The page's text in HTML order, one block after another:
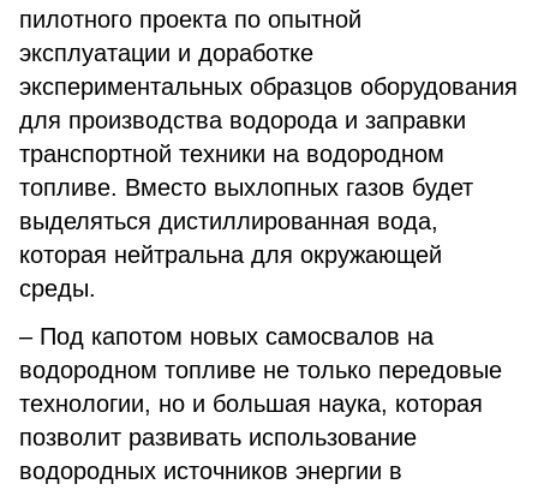
пилотного проекта по опытной
эксплуатации и доработке
экспериментальных образцов оборудования
для производства водорода и заправки
транспортной техники на водородном
топливе. Вместо выхлопных газов будет
выделяться дистиллированная вода,
которая нейтральна для окружающей
среды.
– Под капотом новых самосвалов на
водородном топливе не только передовые
технологии, но и большая наука, которая
позволит развивать использование
водородных источников энергии в